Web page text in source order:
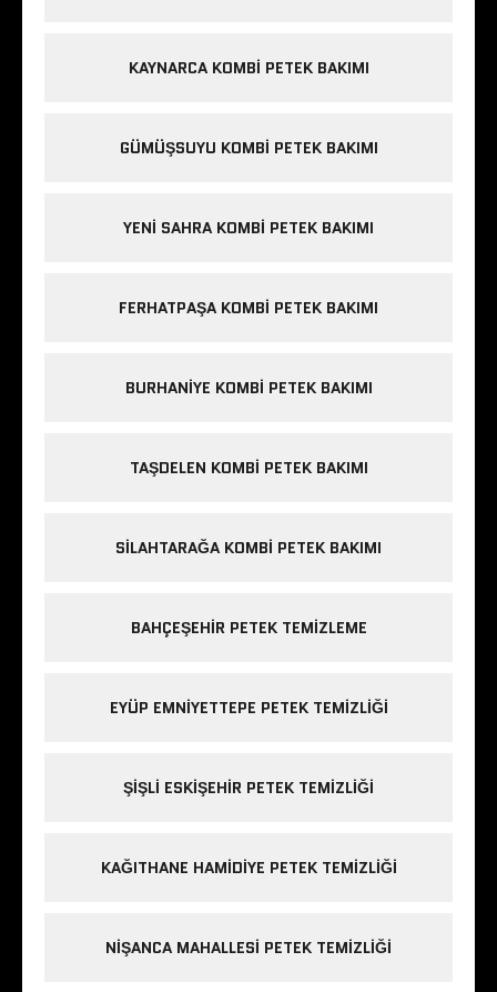
KAYNARCA KOMBI PETEK BAKIMI
GÜMÜŞSUYU KOMBI PETEK BAKIMI
YENI SAHRA KOMBI PETEK BAKIMI
FERHATPAŞA KOMBI PETEK BAKIMI
BURHANIYE KOMBI PETEK BAKIMI
TAŞDELEN KOMBI PETEK BAKIMI
SILAHTARAĞA KOMBI PETEK BAKIMI
BAHÇEŞEHIR PETEK TEMIZLEME
EYÜP EMNIYETTEPE PETEK TEMIZLIĞI
ŞIŞLI ESKIŞEHIR PETEK TEMIZLIĞI
KAĞITHANE HAMIDIYE PETEK TEMIZLIĞI
NIŞANCA MAHALLESI PETEK TEMIZLIĞI